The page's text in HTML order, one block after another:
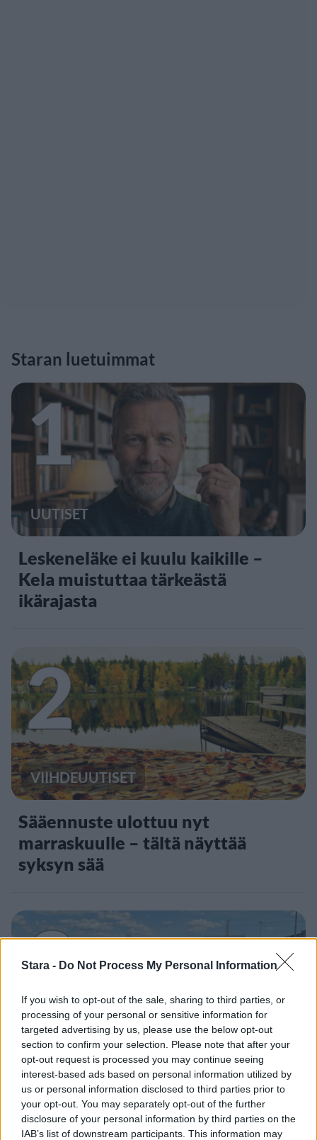
Stara - Do Not Process My Personal Information
If you wish to opt-out of the sale, sharing to third parties, or
processing of your personal or sensitive information for
targeted advertising by us, please use the below opt-out
section to confirm your selection. Please note that after your
opt-out request is processed you may continue seeing
interest-based ads based on personal information utilized by
us or personal information disclosed to third parties prior to
your opt-out. You may separately opt-out of the further
disclosure of your personal information by third parties on the
IAB’s list of downstream participants. This information may
Staran luetuimmat
1
UUTISET
Leskeneläke ei kuulu kaikille –
Kela muistuttaa tärkeästä
ikärajasta
2
VIIHDEUUTISET
Sääennuste ulottuu nyt
marraskuulle – tältä näyttää
syksyn sää
3
MATKAILU
Finnairin lennoista osan lentää
jatkossa toinen lentoyhtiö –
matkustajille tärkeä rajoitus